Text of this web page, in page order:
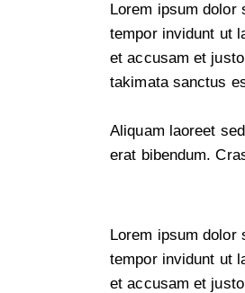
Lorem ipsum
tempor invidunt ut
et accusam et
takimata sanctus
Aliquam laoreet
erat bibendum.
Lorem ipsum dolor
tempor invidunt ut
et accusam et